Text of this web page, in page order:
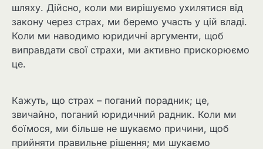
шляху. Дійсно, коли ми вирішуємо ухилятися від
закону через страх, ми беремо участь у цій владі.
Коли ми наводимо юридичні аргументи, щоб
виправдати свої страхи, ми активно прискорюємо
це.
Кажуть, що страх – поганий порадник; це,
звичайно, поганий юридичний радник. Коли ми
боїмося, ми більше не шукаємо причини, щоб
прийняти правильне рішення; ми шукаємо